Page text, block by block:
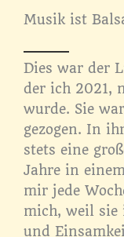
Musik ist
Dies war der
der ich 2021,
wurde. Sie
gezogen. In
stets eine
Jahre in
mir jede
mich, weil sie
und